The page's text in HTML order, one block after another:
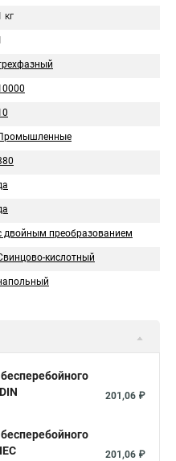
кг
двойным преобразованием
кислотный
201,06 ₽
201,06 ₽